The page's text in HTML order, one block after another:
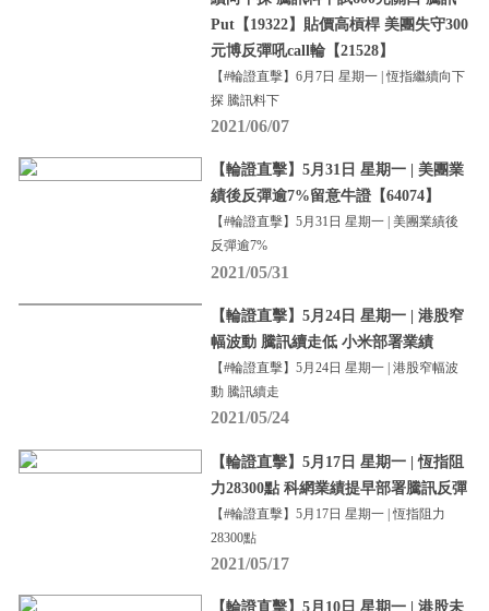
Put【19322】貼價高槓桿 美團失守300
元博反彈吼call輪【21528】
【#輪證直擊】6月7日 星期一 | 恆指繼續向下
探 騰訊料下
2021/06/07
【輪證直擊】5月31日 星期一 | 美團業
績後反彈逾7%留意牛證【64074】
【#輪證直擊】5月31日 星期一 | 美團業績後
反彈逾7%
2021/05/31
【輪證直擊】5月24日 星期一 | 港股窄
幅波動 騰訊續走低 小米部署業績
【#輪證直擊】5月24日 星期一 | 港股窄幅波
動 騰訊續走
2021/05/24
【輪證直擊】5月17日 星期一 | 恆指阻
力28300點 科網業績提早部署騰訊反彈
【#輪證直擊】5月17日 星期一 | 恆指阻力
28300點
2021/05/17
【輪證直擊】5月10日 星期一 | 港股未